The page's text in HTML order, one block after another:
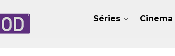
Séries Cinema